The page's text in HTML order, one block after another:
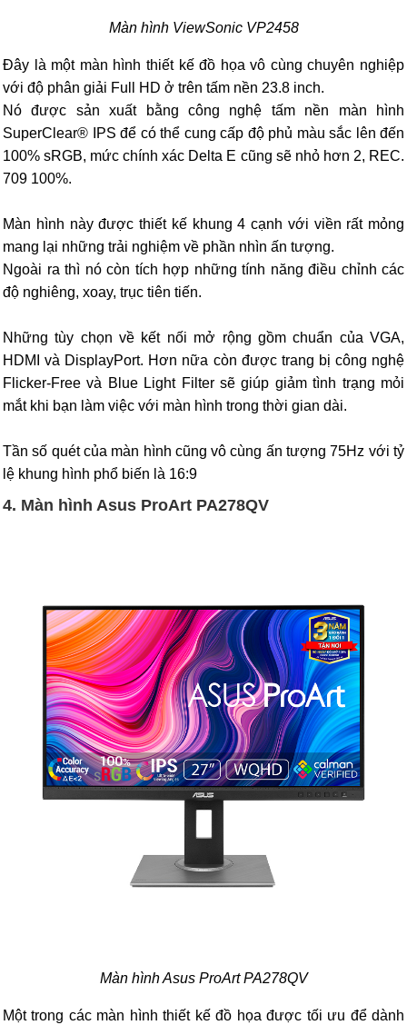
Màn hình ViewSonic VP2458
Đây là một màn hình thiết kế đồ họa vô cùng chuyên nghiệp
với độ phân giải Full HD ở trên tấm nền 23.8 inch.
Nó được sản xuất bằng công nghệ tấm nền màn hình
SuperClear® IPS để có thể cung cấp độ phủ màu sắc lên đến
100% sRGB, mức chính xác Delta E cũng sẽ nhỏ hơn 2, REC.
709 100%.
Màn hình này được thiết kế khung 4 cạnh với viền rất mỏng
mang lại những trải nghiệm về phần nhìn ấn tượng.
Ngoài ra thì nó còn tích hợp những tính năng điều chỉnh các
độ nghiêng, xoay, trục tiên tiến.
Những tùy chọn về kết nối mở rộng gồm chuẩn của VGA,
HDMI và DisplayPort. Hơn nữa còn được trang bị công nghệ
Flicker-Free và Blue Light Filter sẽ giúp giảm tình trạng mỏi
mắt khi bạn làm việc với màn hình trong thời gian dài.
Tần số quét của màn hình cũng vô cùng ấn tượng 75Hz với tỷ
lệ khung hình phổ biến là 16:9
4. Màn hình Asus ProArt PA278QV
Màn hình Asus ProArt PA278QV
Một trong các màn hình thiết kế đồ họa được tối ưu để dành